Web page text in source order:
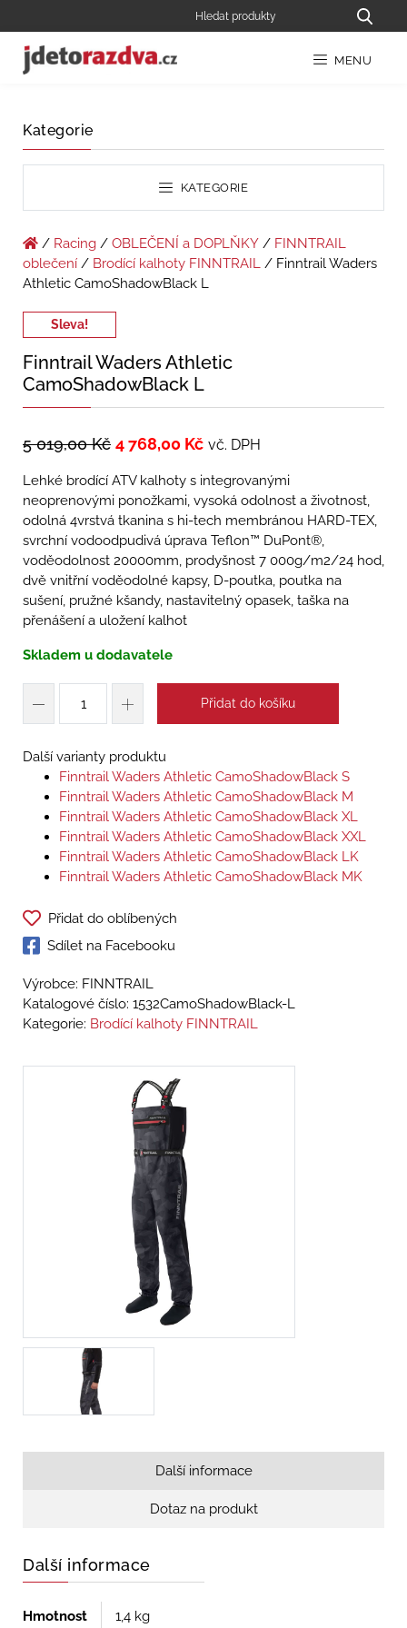
MENU
Kategorie
KATEGORIE
/ Racing / OBLEČENÍ a DOPLŇKY / FINNTRAIL
oblečení / Brodící kalhoty FINNTRAIL / Finntrail Waders
Athletic CamoShadowBlack L
Sleva!
Finntrail Waders Athletic
CamoShadowBlack L
5 019,00Kč 4 768,00 Kč vč. DPH
Lehké brodící ATV kalhoty s integrovanými
neoprenovými ponožkami, vysoká odolnost a životnost,
odolná 4vrstvá tkanina s hi-tech membránou HARD-TEX,
svrchní vodoodpudivá úprava Teflon™ DuPont®,
voděodolnost 20000mm, prodyšnost 7 000g/m2/24 hod,
dvě vnitřní voděodolné kapsy, D-poutka, poutka na
sušení, pružné kšandy, nastavitelný opasek, taška na
přenášení a uložení kalhot
Skladem u dodavatele
Přidat do košíku
Další varianty produktu
Finntrail Waders Athletic CamoShadowBlack S
Finntrail Waders Athletic CamoShadowBlack M
Finntrail Waders Athletic CamoShadowBlack XL
Finntrail Waders Athletic CamoShadowBlack XXL
Finntrail Waders Athletic CamoShadowBlack LK
Finntrail Waders Athletic CamoShadowBlack MK
Přidat do oblíbených
Sdílet na Facebooku
Výrobce: FINNTRAIL
Katalogové číslo: 1532CamoShadowBlack-L
Kategorie: Brodící kalhoty FINNTRAIL
Další informace
Dotaz na produkt
Další informace
Hmotnost 1,4 kg